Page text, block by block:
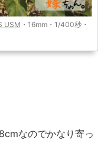
USM ・16mm・1/400秒・
なのでかなり寄っ